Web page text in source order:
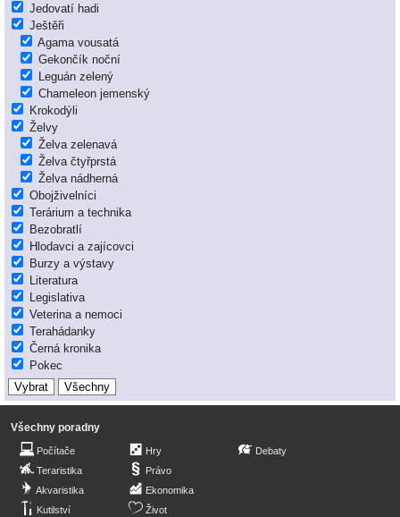
Jedovatí hadi
Ještěři
Agama vousatá
Gekončík noční
Leguán zelený
Chameleon jemenský
Krokodýli
Želvy
Želva zelenavá
Želva čtyřprstá
Želva nádherná
Obojživelníci
Terárium a technika
Bezobratlí
Hlodavci a zajícovci
Burzy a výstavy
Literatura
Legislativa
Veterina a nemoci
Terahádanky
Černá kronika
Pokec
Všechny poradny
Počítače
Teraristika
Akvaristika
Kutilství
Hry
Právo
Ekonomika
Život
Debaty